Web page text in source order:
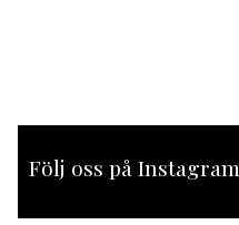
Följ oss på Instagram